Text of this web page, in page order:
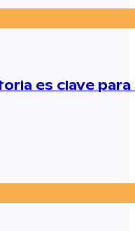
es clave